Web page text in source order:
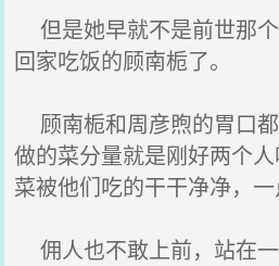
但是她早就不是前世那
回家吃饭的顾南栀了。
顾南栀和周彦煦的胃口
做的菜分量就是刚好两个
菜被他们吃的干干净净，一
佣人也不敢上前，站在一